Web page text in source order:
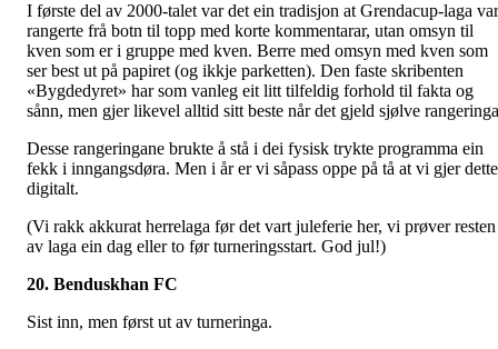
I første del av 2000-talet var det ein tradisjon at Grendacup-laga
rangerte frå botn til topp med korte kommentarar, utan omsyn til
kven som er i gruppe med kven. Berre med omsyn med kven som
ser best ut på papiret (og ikkje parketten). Den faste skribenten
«Bygdedyret» har som vanleg eit litt tilfeldig forhold til fakta og
sånn, men gjer likevel alltid sitt beste når det gjeld sjølve
Desse rangeringane brukte å stå i dei fysisk trykte programma ein
fekk i inngangsdøra. Men i år er vi såpass oppe på tå at vi gjer dette
digitalt.
(Vi rakk akkurat herrelaga før det vart juleferie her, vi prøver resten
av laga ein dag eller to før turneringsstart. God jul!)
20. Benduskhan FC
Sist inn, men først ut av turneringa.